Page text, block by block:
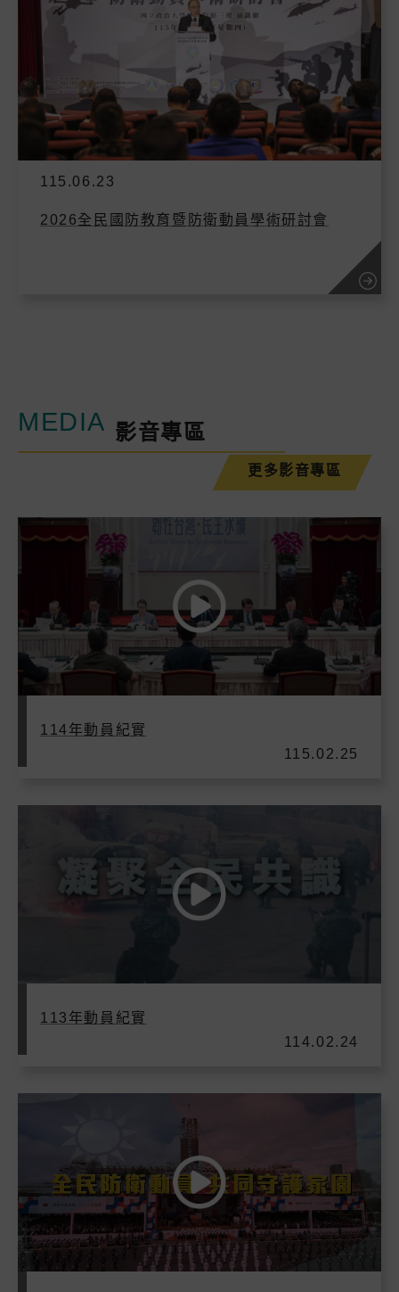
115.06.23
2026全民國防教育暨防衛動員學術研討會
MEDIA 影音專區
更多影音專區
114年動員紀實
115.02.25
113年動員紀實
114.02.24